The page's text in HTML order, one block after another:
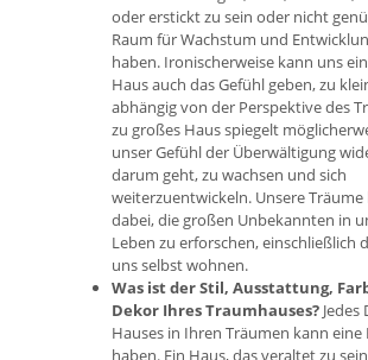
oder erstickt zu sein oder nicht
Raum für Wachstum und
haben. Ironischerweise kann uns
Haus auch das Gefühl geben, zu
abhängig von der Perspektive des
zu großes Haus spiegelt
unser Gefühl der Überwältigung
darum geht, zu wachsen und sich
weiterzuentwickeln. Unsere
dabei, die großen Unbekannten in
Leben zu erforschen, einschließlich
uns selbst wohnen.
Was ist der Stil, Ausstattung,
Dekor Ihres Traumhauses? Jedes
Hauses in Ihren Träumen kann
haben. Ein Haus, das veraltet zu